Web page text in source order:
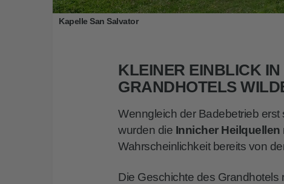
Kapelle San Salvator
KLEINER EINBLICK
GRANDHOTELS
Wenngleich der Badebetrieb
wurden die Innicher Heilquellen
Wahrscheinlichkeit bereits von
Die Geschichte des Grandhotels